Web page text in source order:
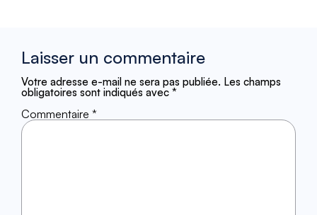
Laisser un commentaire
Votre adresse e-mail ne sera pas publiée. Les champs
obligatoires sont indiqués avec *
Commentaire *